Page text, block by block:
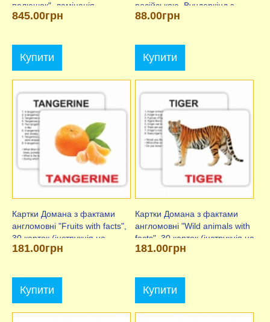
пелюшок". ламінація
845.00грн
Купити
російською, Вундеркінд з
пелюшок
88.00грн
Купити
Картки Домана з фактами
англомовні "Fruits with facts",
30 карток (інструкція на
рус.яз.)
181.00грн
Купити
Картки Домана з фактами
англомовні "Wild animals with
facts", 30 карток (інструкція на
рус.яз.)
181.00грн
Купити